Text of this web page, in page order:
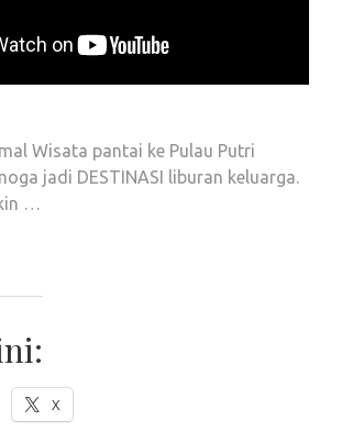
Wisata pantai ke Pulau Putri
jadi DESTINASI liburan keluarga.
…
X